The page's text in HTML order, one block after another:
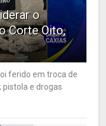
o
Corte Oito,
ferido em troca de
pistola e drogas